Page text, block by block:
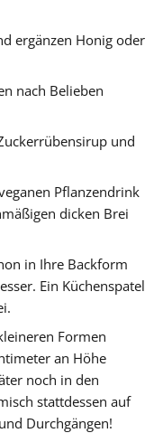
ergänzen Honig oder
nach Belieben
und
Pflanzendrink
dicken Brei
in Ihre Backform
Ein Küchenspatel
Formen
an Höhe
noch in den
stattdessen auf
Durchgängen!